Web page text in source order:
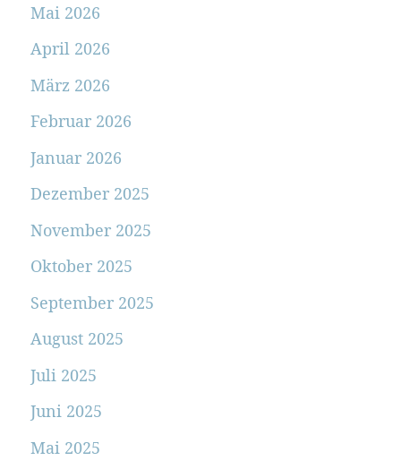
Mai 2026
April 2026
März 2026
Februar 2026
Januar 2026
Dezember 2025
November 2025
Oktober 2025
September 2025
August 2025
Juli 2025
Juni 2025
Mai 2025